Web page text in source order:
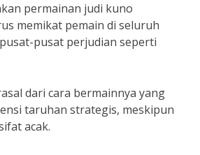
permainan judi kuno
memikat pemain di seluruh
pusat perjudian seperti
dari cara bermainnya yang
taruhan strategis, meskipun
acak.